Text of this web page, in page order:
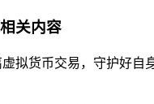
关内容
拟货币交易，守护好自